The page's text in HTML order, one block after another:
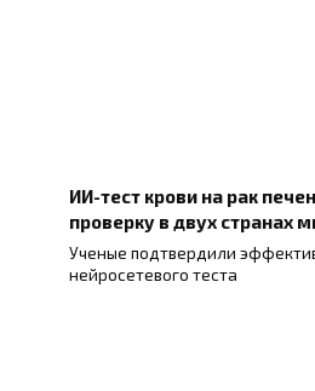
ИИ-тест крови на рак
проверку в двух странах
Ученые подтвердили
нейросетевого теста